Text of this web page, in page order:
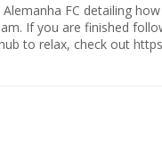
FC detailing
If you are finished
to relax, check out